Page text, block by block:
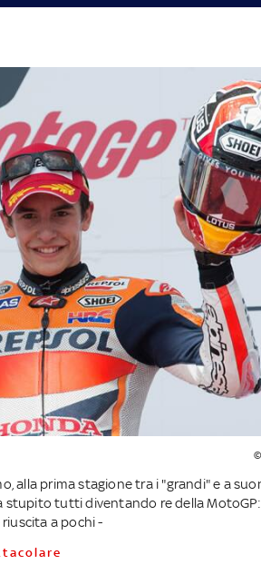
alla prima stagione tra i "grandi" e a
stupito tutti diventando re della
a pochi -